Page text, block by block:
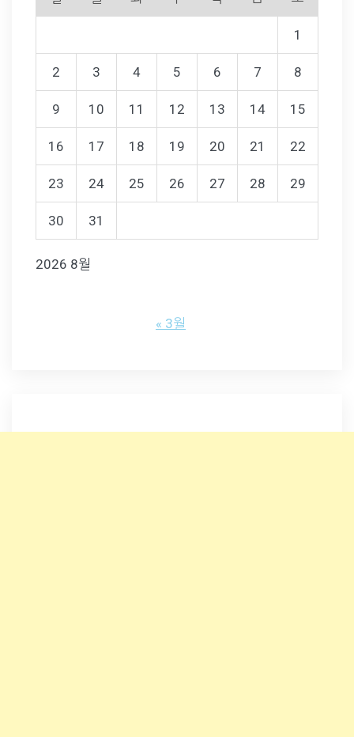
2026 8월
1
2 3 4 5 6 7 8
9 10 11 12 13 14 15
16 17 18 19 20 21 22
23 24 25 26 27 28 29
30 31
« 3월